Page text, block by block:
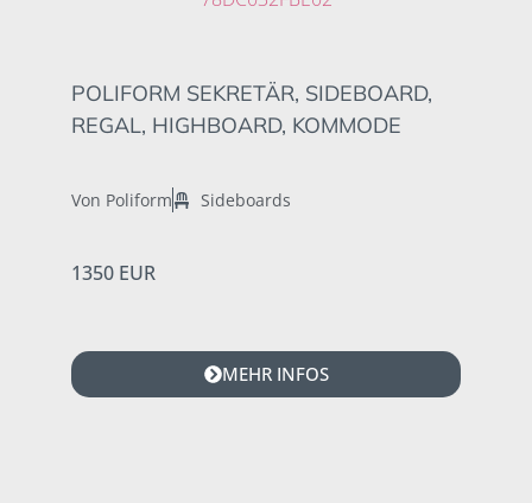
POLIFORM SEKRETÄR, SIDEBOARD,
REGAL, HIGHBOARD, KOMMODE
Von Poliform Sideboards
1350 EUR
MEHR INFOS